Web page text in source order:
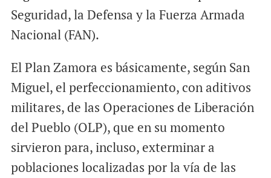
Seguridad, la Defensa y la Fuerza Armada
Nacional (FAN).
El Plan Zamora es básicamente, según San
Miguel, el perfeccionamiento, con aditivos
militares, de las Operaciones de Liberación
del Pueblo (OLP), que en su momento
sirvieron para, incluso, exterminar a
poblaciones localizadas por la vía de las